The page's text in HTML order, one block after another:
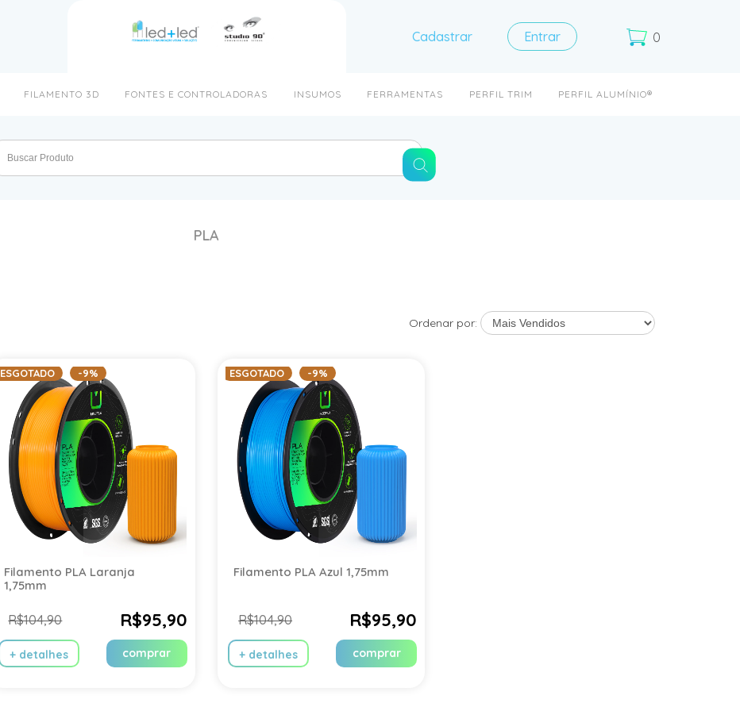
Cadastrar Entrar 0
FILAMENTO 3D FONTES E CONTROLADORAS INSUMOS FERRAMENTAS PERFIL TRIM PERFIL ALUMÍNIO®
PLA
Ordenar por:
ESGOTADO -9%
Filamento PLA Laranja
1,75mm
R$104,90 R$95,90
+ detalhes comprar
ESGOTADO -9%
Filamento PLA Azul 1,75mm
R$104,90 R$95,90
+ detalhes comprar